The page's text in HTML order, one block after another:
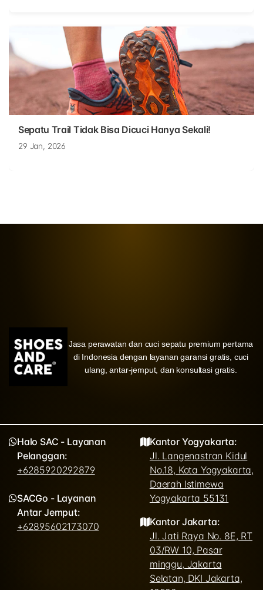
Sepatu Trail Tidak Bisa Dicuci Hanya Sekali!
29 Jan, 2026
Jasa perawatan dan cuci sepatu premium pertama
di Indonesia dengan layanan garansi gratis, cuci
ulang, antar-jemput, dan konsultasi gratis.
Halo SAC - Layanan
Pelanggan:
+6285920292879
SACGo - Layanan
Antar Jemput:
+62895602173070
Kantor Yogyakarta:
Jl. Langenastran Kidul
No.18, Kota Yogyakarta,
Daerah Istimewa
Yogyakarta 55131
Kantor Jakarta:
Jl. Jati Raya No. 8E, RT
03/RW 10, Pasar
minggu, Jakarta
Selatan, DKI Jakarta,